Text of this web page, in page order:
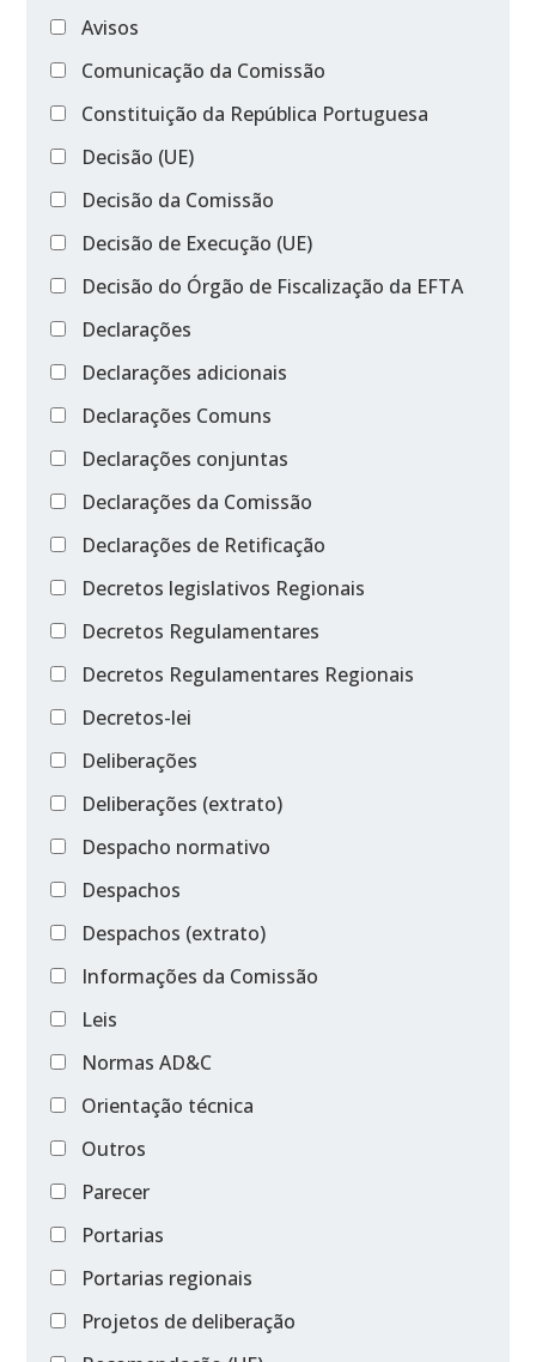
Avisos
Comunicação da Comissão
Constituição da República Portuguesa
Decisão (UE)
Decisão da Comissão
Decisão de Execução (UE)
Decisão do Órgão de Fiscalização da EFTA
Declarações
Declarações adicionais
Declarações Comuns
Declarações conjuntas
Declarações da Comissão
Declarações de Retificação
Decretos legislativos Regionais
Decretos Regulamentares
Decretos Regulamentares Regionais
Decretos-lei
Deliberações
Deliberações (extrato)
Despacho normativo
Despachos
Despachos (extrato)
Informações da Comissão
Leis
Normas AD&C
Orientação técnica
Outros
Parecer
Portarias
Portarias regionais
Projetos de deliberação